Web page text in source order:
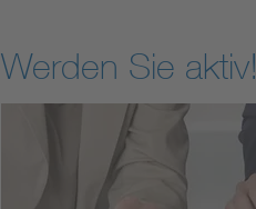
Werden Sie aktiv!